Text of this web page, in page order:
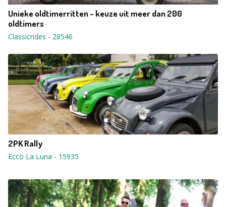
Unieke oldtimerritten - keuze uit meer dan 200
oldtimers
Classicrides - 28546
2PK Rally
Ecco La Luna - 15935